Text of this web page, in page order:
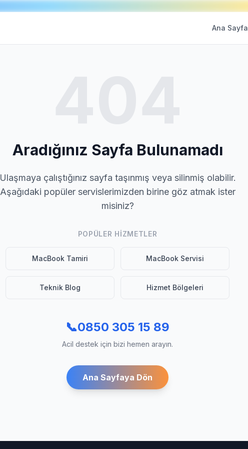
Ana Sayfa
Aradığınız Sayfa Bulunamadı
Ulaşmaya çalıştığınız sayfa taşınmış veya silinmiş olabilir.
Aşağıdaki popüler servislerimizden birine göz atmak ister
misiniz?
POPÜLER HIZMETLER
MacBook Tamiri MacBook Servisi
Teknik Blog Hizmet Bölgeleri
📞0850 305 15 89
Acil destek için bizi hemen arayın.
Ana Sayfaya Dön